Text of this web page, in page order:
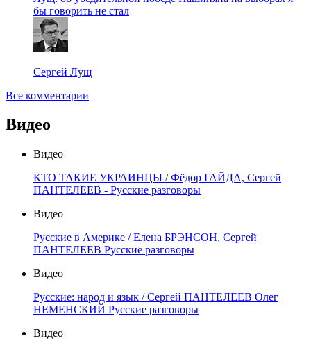
бы говорить не стал
Сергей Лущ
Все комментарии
Видео
Видео
КТО ТАКИЕ УКРАИНЦЫ / Фёдор ГАЙДА, Сергей
ПАНТЕЛЕЕВ - Русские разговоры
Видео
Русские в Америке / Елена БРЭНСОН, Сергей
ПАНТЕЛЕЕВ Русские разговоры
Видео
Русские: народ и язык / Сергей ПАНТЕЛЕЕВ Олег
НЕМЕНСКИЙ Русские разговоры
Видео